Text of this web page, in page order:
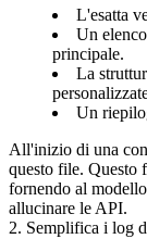
L'esatta
Un
principale.
La
Un
All'inizio di una
questo file. Questo
fornendo al
allucinare le API.
2. Semplifica i log